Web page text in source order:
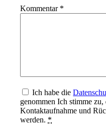
Kommentar *
Ich habe die
genommen Ich stimme
Kontaktaufnahme und
werden. *